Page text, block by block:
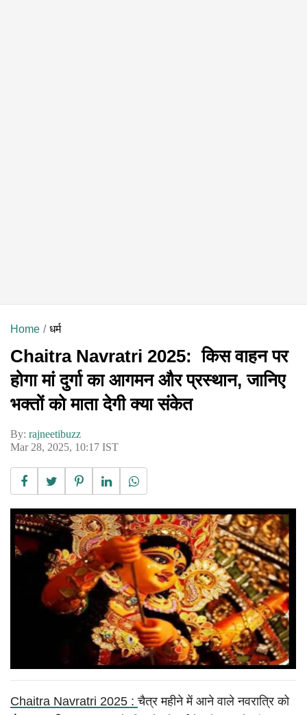
Home धर्म
Chaitra Navratri 2025: किस वाहन पर
होगा मां दुर्गा का आगमन और प्रस्थान, जानिए
भक्तों को माता देगी क्या संकेत
By: rajneetibuzz
Mar 28, 2025, 10:17 IST
Chaitra Navratri 2025 :चैत्र महीने में आने वाले नवरात्रि को